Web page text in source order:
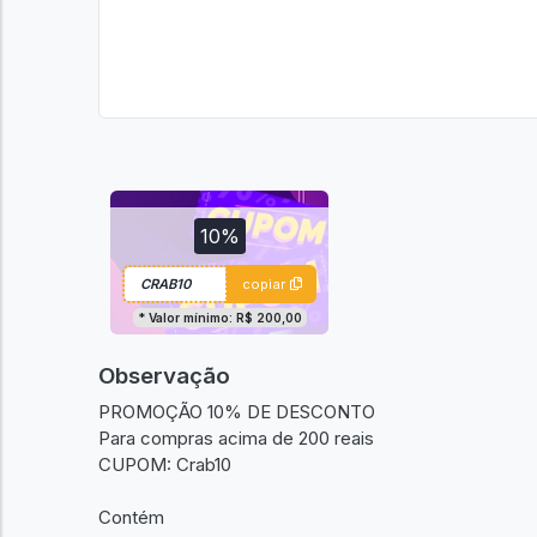
10%
copiar
* Valor mínimo: R$ 200,00
Observação
PROMOÇÃO 10% DE DESCONTO
Para compras acima de 200 reais
CUPOM: Crab10
Contém